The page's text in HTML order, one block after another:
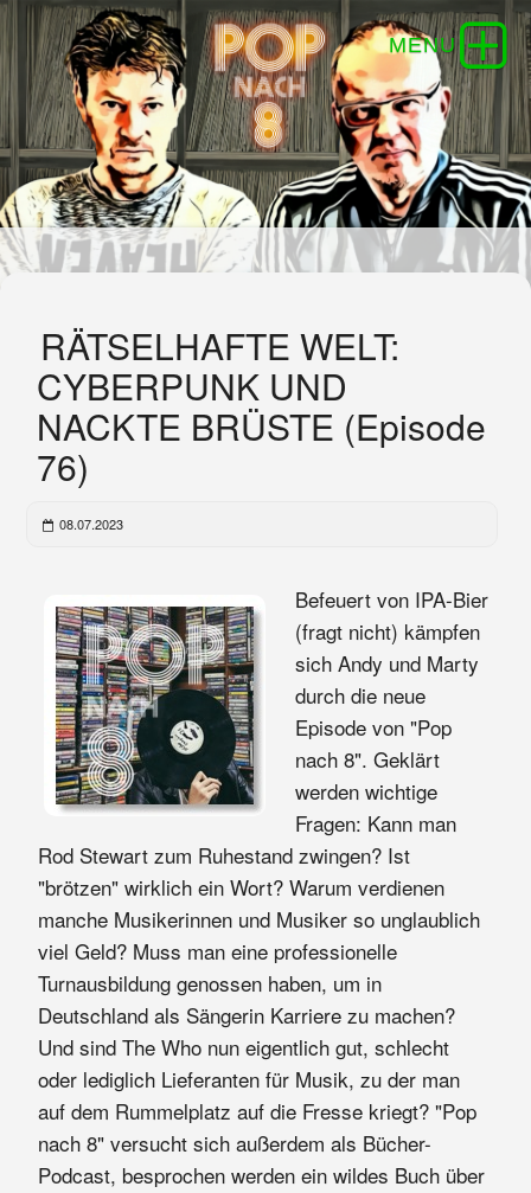
RÄTSELHAFTE WELT:
CYBERPUNK UND
NACKTE BRÜSTE (Episode
76)
08.07.2023
Befeuert von IPA-Bier
(fragt nicht) kämpfen
sich Andy und Marty
durch die neue
Episode von "Pop
nach 8". Geklärt
werden wichtige
Fragen: Kann man
Rod Stewart zum Ruhestand zwingen? Ist
"brötzen" wirklich ein Wort? Warum verdienen
manche Musikerinnen und Musiker so unglaublich
viel Geld? Muss man eine professionelle
Turnausbildung genossen haben, um in
Deutschland als Sängerin Karriere zu machen?
Und sind The Who nun eigentlich gut, schlecht
oder lediglich Lieferanten für Musik, zu der man
auf dem Rummelplatz auf die Fresse kriegt? "Pop
nach 8" versucht sich außerdem als Bücher-
Podcast, besprochen werden ein wildes Buch über